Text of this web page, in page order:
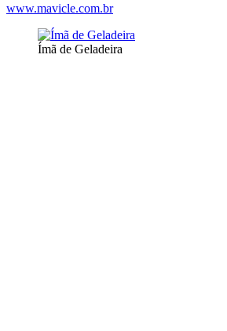
www.mavicle.com.br
Ímã de Geladeira